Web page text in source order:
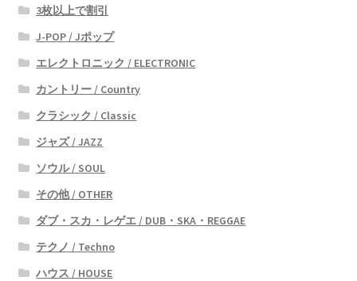
3枚以上で割引
J-POP / Jポップ
エレクトロニック / ELECTRONIC
カントリー / Country
クラシック / Classic
ジャズ / JAZZ
ソウル / SOUL
その他 / OTHER
ダブ・スカ・レゲエ / DUB・SKA・REGGAE
テクノ / Techno
ハウス / HOUSE